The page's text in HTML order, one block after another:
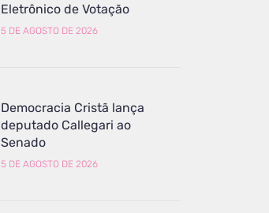
Eletrônico de Votação
5 DE AGOSTO DE 2026
Democracia Cristã lança
deputado Callegari ao
Senado
5 DE AGOSTO DE 2026